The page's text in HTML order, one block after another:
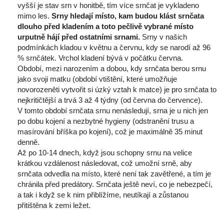
vyšší je stav srn v honitbě, tím více srnčat je vykladeno
mimo les. Srny hledají místo, kam budou klást srnčata
dlouho před kladením a toto pečlivě vybrané místo
urputně hájí před ostatními srnami. Srny v našich
podmínkách kladou v květnu a červnu, kdy se narodí až 96
% srnčátek. Vrchol kladení bývá v počátku června.
Období, mezi narozením a dobou, kdy srnčata berou srnu
jako svoji matku (období vtištění, které umožňuje
novorozeněti vytvořit si úzký vztah k matce) je pro srnčata to
nejkritičtější a trvá 3 až 4 týdny (od června do července).
V tomto období srnčata srnu nenásledují, srna je u nich jen
po dobu kojení a nezbytné hygieny (odstranění trusu a
masírování bříška po kojení), což je maximálně 35 minut
denně.
Až po 10-14 dnech, když jsou schopny srnu na velice
krátkou vzdálenost následovat, což umožní srně, aby
rnčata odvedla na místo, které není tak zavětřené, a tím je
chránila před predátory. Srnčata ještě neví, co je nebezpečí,
a tak i když se k nim přiblížíme, neutíkají a zůstanou
přitištěna k zemi ležet.